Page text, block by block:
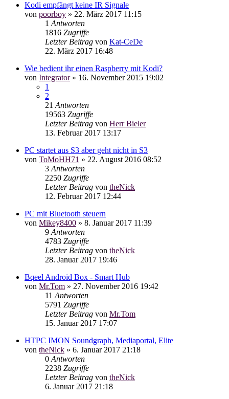
Kodi empfängt keine IR Signale
von poorboy » 22. März 2017 11:15
1 Antworten
1816 Zugriffe
Letzter Beitrag von Kat-CeDe
22. März 2017 16:48
Wie bedient ihr einen Raspberry mit Kodi?
von Integrator» 16. November 2015 19:02
1
2
21 Antworten
19563 Zugriffe
Letzter Beitrag von Herr Bieler
13. Februar 2017 13:17
PC startet aus S3 aber geht nicht in S3
von ToMoHH71 » 22. August 2016 08:52
3 Antworten
2250 Zugriffe
Letzter Beitrag von theNick
12. Februar 2017 12:44
PC mit Bluetooth steuern
von Mikey8400 » 8. Januar 2017 11:39
9 Antworten
4783 Zugriffe
Letzter Beitrag von theNick
28. Januar 2017 19:46
Bqeel Android Box - Smart Hub
von Mr.Tom » 27. November 2016 19:42
11 Antworten
5791 Zugriffe
Letzter Beitrag von Mr.Tom
15. Januar 2017 17:07
HTPC IMON Soundgraph, Mediaportal, Elite
von theNick » 6. Januar 2017 21:18
0 Antworten
2238 Zugriffe
Letzter Beitrag von theNick
6. Januar 2017 21:18